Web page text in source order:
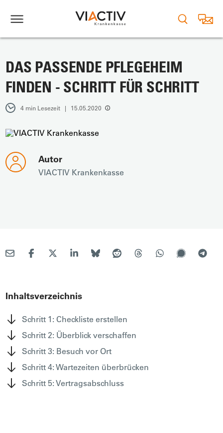
DAS PASSENDE PFLEGEHEIM
FINDEN - SCHRITT FÜR SCHRITT
4 min Lesezeit | 15.05.2020
Autor
VIACTIV Krankenkasse
Inhaltsverzeichnis
Schritt 1: Checkliste erstellen
Schritt 2: Überblick verschaffen
Schritt 3: Besuch vor Ort
Schritt 4: Wartezeiten überbrücken
Schritt 5: Vertragsabschluss